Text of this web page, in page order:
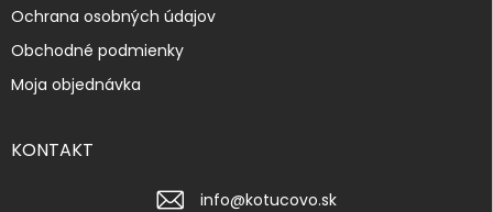
Ochrana osobných údajov
Obchodné podmienky
Moja objednávka
KONTAKT
info@kotucovo.sk